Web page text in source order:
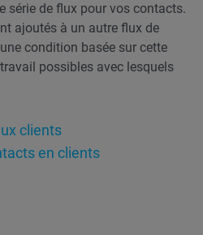
série de flux pour vos contacts.
ajoutés à un autre flux de
condition basée sur cette
possibles avec lesquels
clients
en clients